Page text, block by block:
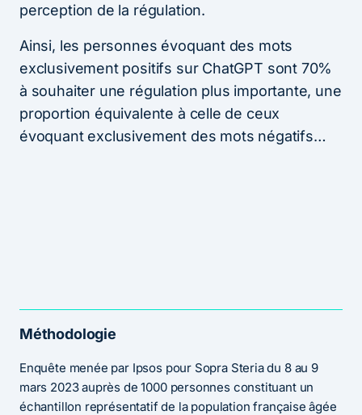
perception de la régulation.
Ainsi, les personnes évoquant des mots
exclusivement positifs sur ChatGPT sont 70%
à souhaiter une régulation plus importante, une
proportion équivalente à celle de ceux
évoquant exclusivement des mots négatifs…
Méthodologie
Enquête menée par Ipsos pour Sopra Steria du 8 au 9
mars 2023 auprès de 1000 personnes constituant un
échantillon représentatif de la population française âgée